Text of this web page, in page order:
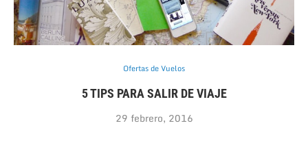
Ofertas de Vuelos
5 TIPS PARA SALIR DE VIAJE
29 febrero, 2016